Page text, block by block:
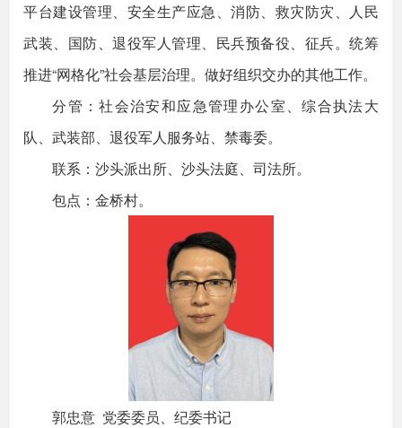
平台建设管理、安全生产应急、消防、救灾防灾、人民
武装、国防、退役军人管理、民兵预备役、征兵。统筹
推进“网格化”社会基层治理。做好组织交办的其他工作。
分管：社会治安和应急管理办公室、综合执法大
队、武装部、退役军人服务站、禁毒委。
联系：沙头派出所、沙头法庭、司法所。
包点：金桥村。
郭忠意 党委委员、纪委书记